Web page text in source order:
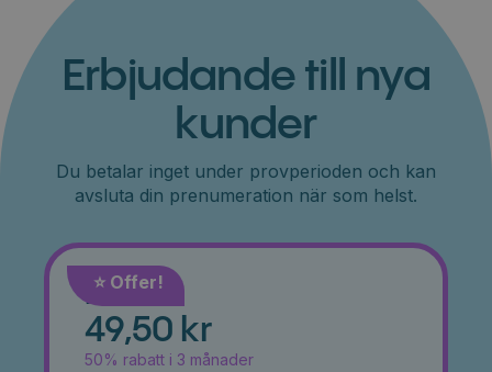
Erbjudande till nya
kunder
Du betalar inget under provperioden och kan
avsluta din prenumeration när som helst.
⭐️ Offer!
Månad
49,50 kr
50% rabatt i 3 månader